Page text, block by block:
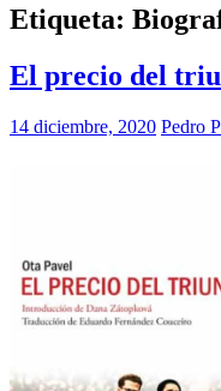
Etiqueta:
El precio del
14 diciembre, 2020 Pedro